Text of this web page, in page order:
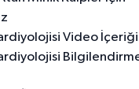
Video İçeriği